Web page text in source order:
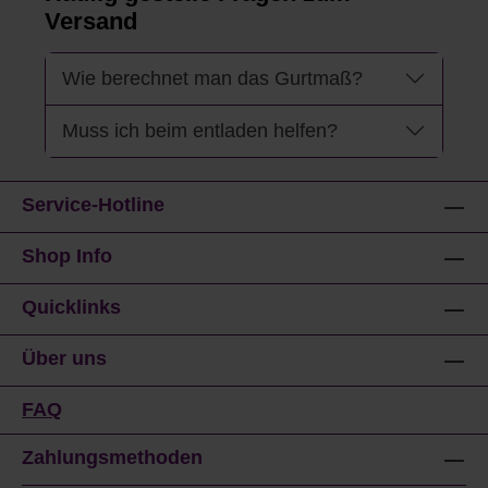
Versand
Wie berechnet man das Gurtmaß?
Muss ich beim entladen helfen?
Service-Hotline
Shop Info
Quicklinks
Über uns
FAQ
Zahlungsmethoden